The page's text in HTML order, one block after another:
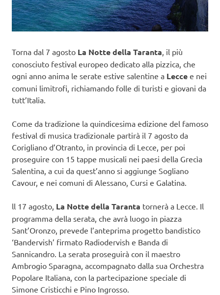
Torna dal 7 agosto La Notte della Taranta, il più
conosciuto festival europeo dedicato alla pizzica, che
ogni anno anima le serate estive salentine a Lecce e nei
comuni limitrofi, richiamando folle di turisti e giovani da
tutt’Italia.
Come da tradizione la quindicesima edizione del famoso
festival di musica tradizionale partirà il 7 agosto da
Corigliano d’Otranto, in provincia di Lecce, per poi
proseguire con 15 tappe musicali nei paesi della Grecìa
Salentina, a cui da quest’anno si aggiunge Sogliano
Cavour, e nei comuni di Alessano, Cursi e Galatina.
ll 17 agosto, La Notte della Taranta tornerà a Lecce. Il
programma della serata, che avrà luogo in piazza
Sant’Oronzo, prevede l’anteprima progetto bandistico
‘Bandervish’ firmato Radiodervish e Banda di
Sannicandro. La serata proseguirà con il maestro
Ambrogio Sparagna, accompagnato dalla sua Orchestra
Popolare Italiana, con la partecipazione speciale di
Simone Cristicchi e Pino Ingrosso.